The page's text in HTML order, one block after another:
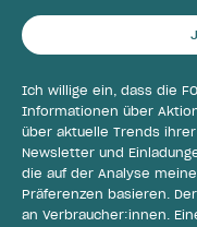
Ich willige ein, dass die
Informationen über
über aktuelle Trends
Newsletter und
die auf der Analyse
Präferenzen basieren.
an Verbraucher:innen.